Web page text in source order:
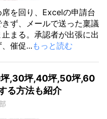
を回り、Excelの申請台
ず、メールで送った稟議
まる。承認者が出張に出
催促... もっと読む
坪,30坪,40坪,50坪,60
る方法も紹介